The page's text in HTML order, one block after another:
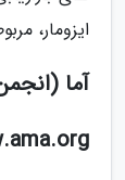
ایزومار،
آما